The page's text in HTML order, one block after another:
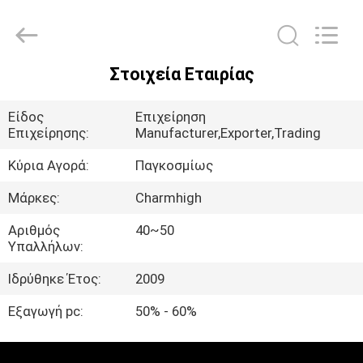
ΠΡΟΪΌΝΤΑ
ΒΊΝΤΕΟ
ΣΧΕΤΙΚΆ
ΜΕ
ΕΠΙΣΚΈΨΕΙΣ
TECHNOLOGY
LIMITED.
Στοιχεία Εταιρίας
Είδος
Επιχείρησης:
Επιχείρηση
Manufacturer,Exporter,Trading
Κύρια Αγορά:
Παγκοσμίως
Μάρκες:
Charmhigh
Αριθμός
Υπαλλήλων:
40~50
Ιδρύθηκε Έτος:
2009
Εξαγωγή pc:
50% - 60%